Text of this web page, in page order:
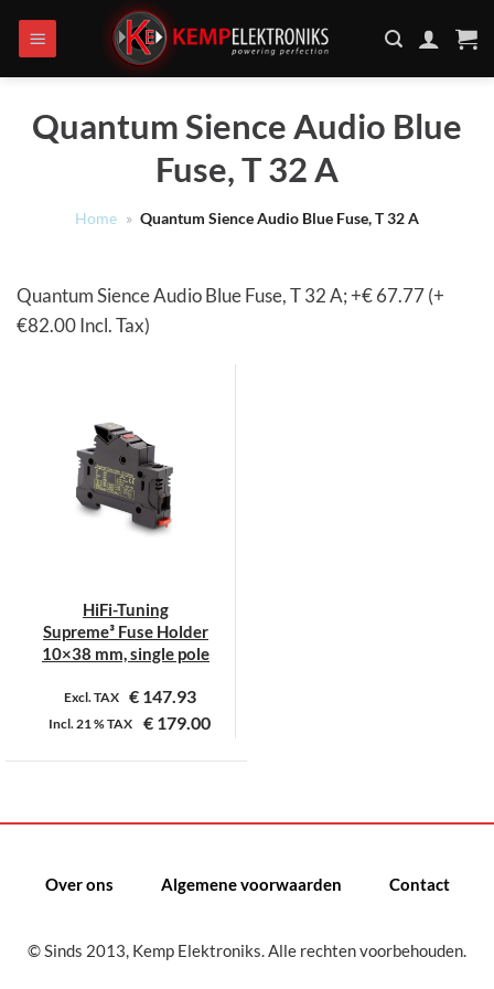
naar
inhoud
Quantum Sience Audio Blue
Fuse, T 32 A
Home » Quantum Sience Audio Blue Fuse, T 32 A
Quantum Sience Audio Blue Fuse, T 32 A; +€ 67.77 (+
€82.00 Incl. Tax)
HiFi-Tuning
Supreme³ Fuse Holder
10×38 mm, single pole
Excl. TAX €147.93
Incl.21 %TAX € 179.00
Dit
kan
Over ons Algemene voorwaarden Contact
© Sinds 2013, Kemp Elektroniks. Alle rechten voorbehouden.